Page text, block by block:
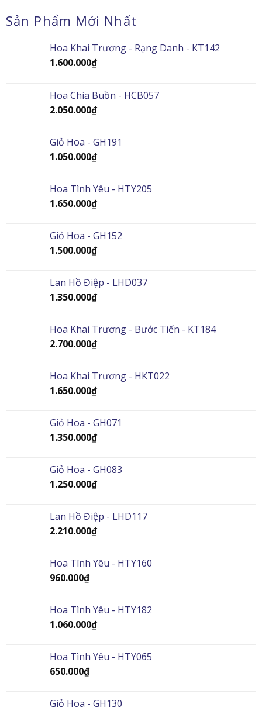
Sản Phẩm Mới Nhất
Hoa Khai Trương - Rạng Danh - KT142
1.600.000₫
Hoa Chia Buồn - HCB057
2.050.000₫
Giỏ Hoa - GH191
1.050.000₫
Hoa Tình Yêu - HTY205
1.650.000₫
Giỏ Hoa - GH152
1.500.000₫
Lan Hồ Điệp - LHD037
1.350.000₫
Hoa Khai Trương - Bước Tiến - KT184
2.700.000₫
Hoa Khai Trương - HKT022
1.650.000₫
Giỏ Hoa - GH071
1.350.000₫
Giỏ Hoa - GH083
1.250.000₫
Lan Hồ Điệp - LHD117
2.210.000₫
Hoa Tình Yêu - HTY160
960.000₫
Hoa Tình Yêu - HTY182
1.060.000₫
Hoa Tình Yêu - HTY065
650.000₫
Giỏ Hoa - GH130